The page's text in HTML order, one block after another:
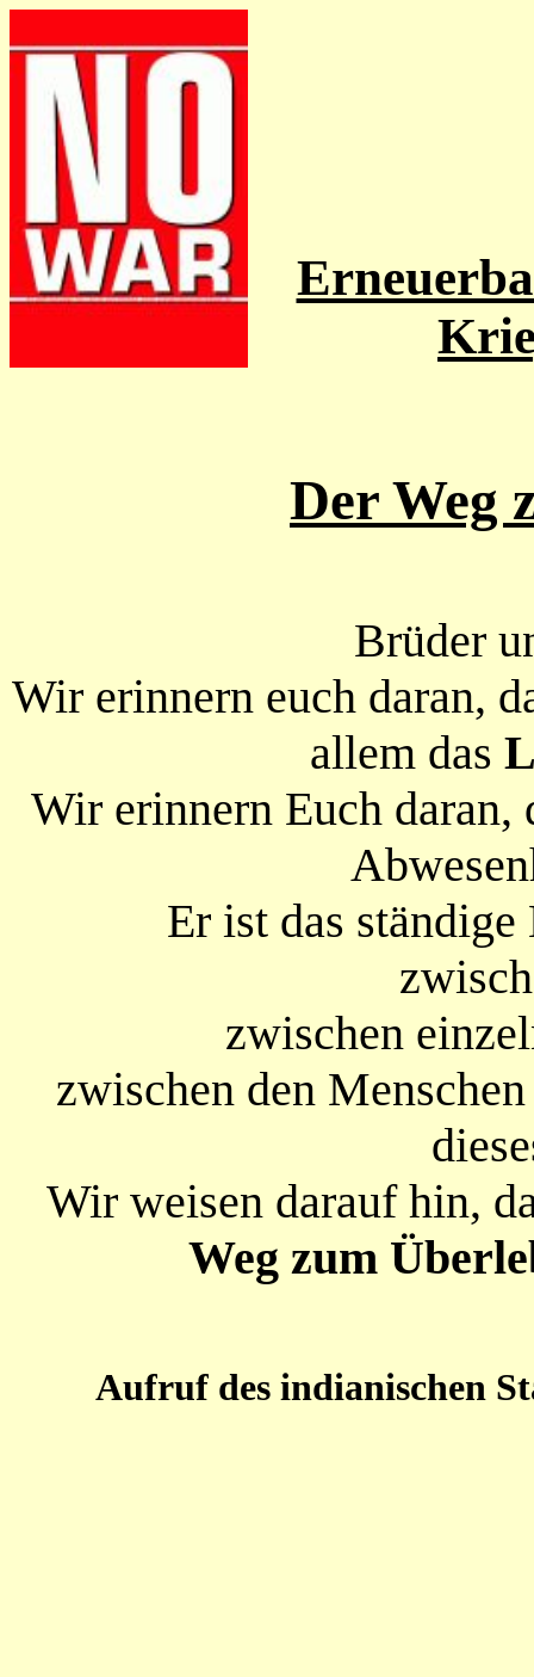
Der Weg
Brüder
Wir erinnern euch daran,
allem das
Wir erinnern Euch daran,
Er ist das
zwischen
zwischen den
Wir weisen darauf hin,
Weg zum
Aufruf des indianischen